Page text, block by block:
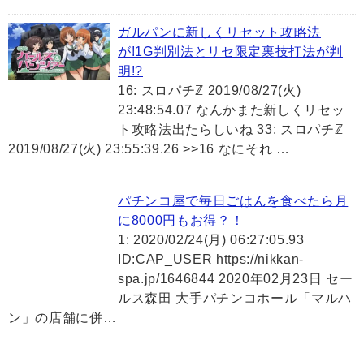
ガルパンに新しくリセット攻略法
が!1G判別法とリセ限定裏技打法が判
明!?
16: スロパチℤ 2019/08/27(火)
23:48:54.07 なんかまた新しくリセッ
ト攻略法出たらしいね 33: スロパチℤ
2019/08/27(火) 23:55:39.26 >>16 なにそれ …
パチンコ屋で毎日ごはんを食べたら月
に8000円もお得？！
1: 2020/02/24(月) 06:27:05.93
ID:CAP_USER https://nikkan-
spa.jp/1646844 2020年02月23日 セー
ルス森田 大手パチンコホール「マルハ
ン」の店舗に併…